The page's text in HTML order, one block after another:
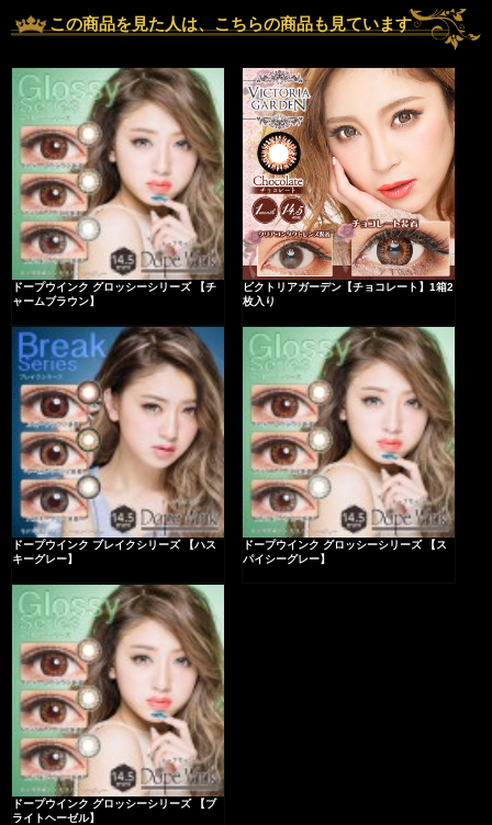
この商品を見た人は、こちらの商品も見ています
ドープウインク グロッシーシリーズ 【チ
ャームブラウン】
ビクトリアガーデン【チョコレート】1箱2
枚入り
ドープウインク ブレイクシリーズ 【ハス
キーグレー】
ドープウインク グロッシーシリーズ 【ス
パイシーグレー】
ドープウインク グロッシーシリーズ 【ブ
ライトヘーゼル】